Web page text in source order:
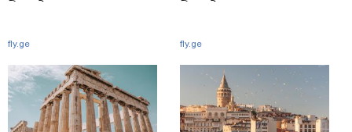
fly.ge fly.ge